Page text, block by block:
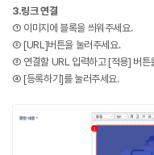
3.링크 연결
① 이미지에 블록을 씌워주세요.
② [URL]버튼을 눌러주세요.
③ 연결할 URL 입력하고 [적용] 버튼
④ [등록하기]를 눌러주세요.